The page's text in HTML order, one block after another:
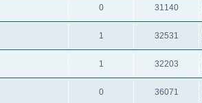
0 31140
1 32531
1 32203
0 36071